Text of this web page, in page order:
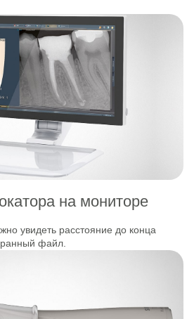
на мониторе
увидеть расстояние до конца
файл.